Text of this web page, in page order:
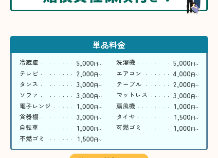
単品料金
冷蔵庫 5,000円〜 洗濯機 5,000円〜
テレビ 2,000円〜 エアコン 4,000円〜
タンス 3,000円〜 テーブル 2,000円〜
ソファ 3,000円〜 マットレス 3,000円〜
電子レンジ 1,000円〜 扇風機 1,000円〜
食器棚 3,000円〜 タイヤ 1,500円〜
自転車 1,000円〜 可燃ゴミ 1,000円〜
不燃ゴミ 1,500円〜